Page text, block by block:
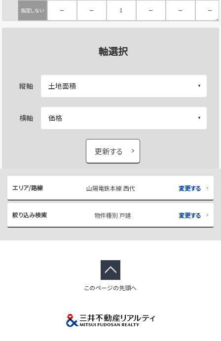
指定しない － － 1 － － －
軸選択
縦軸
横軸
更新する
エリア/路線 山陽電鉄本線 西代 変更する
絞り込み検索 物件種別 戸建 変更する
このページの先頭へ